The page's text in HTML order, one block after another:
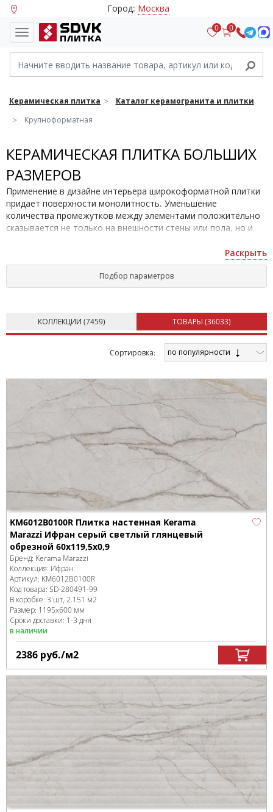
Город: Москва
0 0
Керамическая плитка
Каталог керамогранита и плитки
Крупноформатная
КЕРАМИЧЕСКАЯ ПЛИТКА БОЛЬШИХ
РАЗМЕРОВ
Применение в дизайне интерьера широкоформатной плитки
придает поверхности монолитность. Уменьшение
количества промежутков между элементами положительно
сказывается не только на внешности стены или пола, но и
выбора увеличенных размеров становится простота
обслуживания — тоньше швы, меньше грязи. Гигиеничность
керамики нестандартного формата повышает ценность
помещения, отделанного с таким подходом. Интересен
санитарных учреждений и других архитектурных объектов,
связанных с условиями высокой влажности.
Раскрыть
Подбор параметров
КОЛЛЕКЦИИ (7459) ТОВАРЫ (36033)
Cортировка: по популярности
KM6012B0100R Плитка настенная Kerama
Marazzi Ифран серый светлый глянцевый
обрезной 60x119,5x0,9
Бренд: Kerama Marazzi
Коллекция: Ифран
Артикул: KM6012B0100R
Код товара: SD-280491-99
В коробке: 3 шт, 2.151 м2
Размер: 1195x600 мм
Сроки доставки: 1-3 дня
в наличии
2386 руб./м2